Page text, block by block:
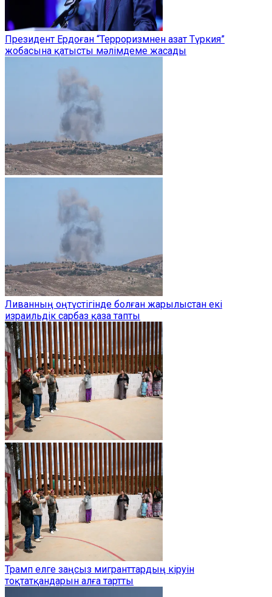
Президент Ердоған “Терроризмнен азат Түркия”
жобасына қатысты мәлімдеме жасады
Ливанның оңтүстігінде болған жарылыстан екі
израильдік сарбаз қаза тапты
Трамп елге заңсыз мигранттардың кіруін
тоқтатқандарын алға тартты